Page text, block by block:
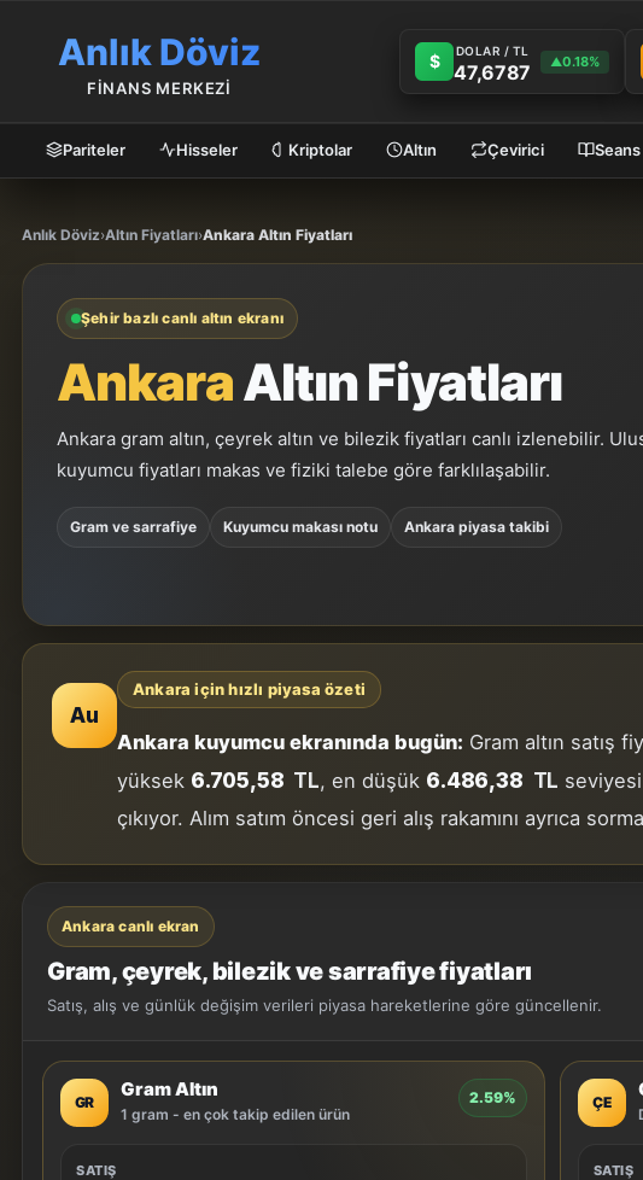
Anlık Döviz
FİNANS MERKEZİ
$ DOLAR / TL
47,6787 ▲0.18%
Pariteler Hisseler Kriptolar Altın Çevirici Seans
Anlık Döviz›Altın Fiyatları›Ankara Altın Fiyatları
Şehir bazlı canlı altın ekranı
AnkaraAltın Fiyatları
Ankara gram altın, çeyrek altın ve bilezik fiyatları canlı izlenebilir.
kuyumcu fiyatları makas ve fiziki talebe göre farklılaşabilir.
Gram ve sarrafiye Kuyumcu makası notu Ankara piyasa takibi
Au
Ankara için hızlı piyasa özeti
Ankara kuyumcu ekranında bugün: Gram altın satış
yüksek 6.705,58 TL, en düşük 6.486,38 TL
çıkıyor. Alım satım öncesi geri alış rakamını ayrıca
Ankara canlı ekran
Gram, çeyrek, bilezik ve sarrafiye fiyatları
Satış, alış ve günlük değişim verileri piyasa hareketlerine göre güncellenir.
GR
Gram Altın
1 gram - en çok takip edilen ürün
2.59%
SATIŞ
ÇE
SATIŞ